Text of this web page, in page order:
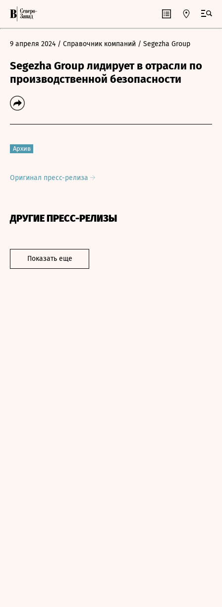
9 апреля 2024 / Справочник компаний / Segezha Group
Segezha Group лидирует в отрасли по
производственной безопасности
Архив
Оригинал пресс-релиза
ДРУГИЕ ПРЕСС-РЕЛИЗЫ
Показать еще